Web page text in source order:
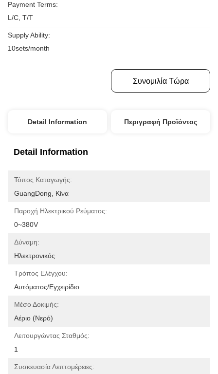
Payment Terms:
L/C, T/T
Supply Ability:
10sets/month
Συνομιλία Τώρα
Detail Information Περιγραφή Προϊόντος
Detail Information
Τόπος Καταγωγής:
GuangDong, Κίνα
Παροχή Ηλεκτρικού Ρεύματος:
0~380V
Δύναμη:
Ηλεκτρονικός
Τρόπος Ελέγχου:
Αυτόματος/εγχειρίδιο
Μέσο Δοκιμής:
Αέριο (νερό)
Λειτουργώντας Σταθμός:
1
Συσκευασία Λεπτομέρειες: